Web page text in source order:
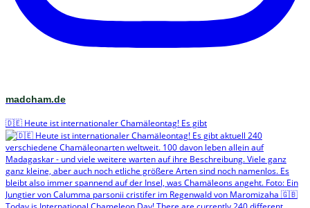
madcham.de
🇩🇪 Heute ist internationaler Chamäleontag! Es gibt